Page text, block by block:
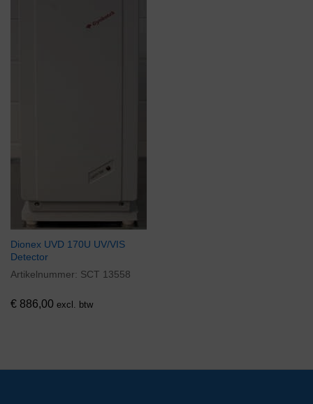
Dionex UVD 170U UV/VIS
Detector
Artikelnummer: SCT 13558
€ 886,00 excl. btw